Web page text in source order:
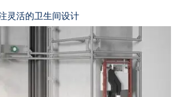
灵活的卫生间设计